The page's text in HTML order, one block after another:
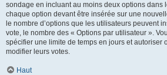
sondage en incluant au moins deux options dans
chaque option devant être insérée sur une
le nombre d’options que les utilisateurs peuvent
vote, le nombre des « Options par utilisateur ».
spécifier une limite de temps en jours et autoriser
modifier leurs votes.
Haut